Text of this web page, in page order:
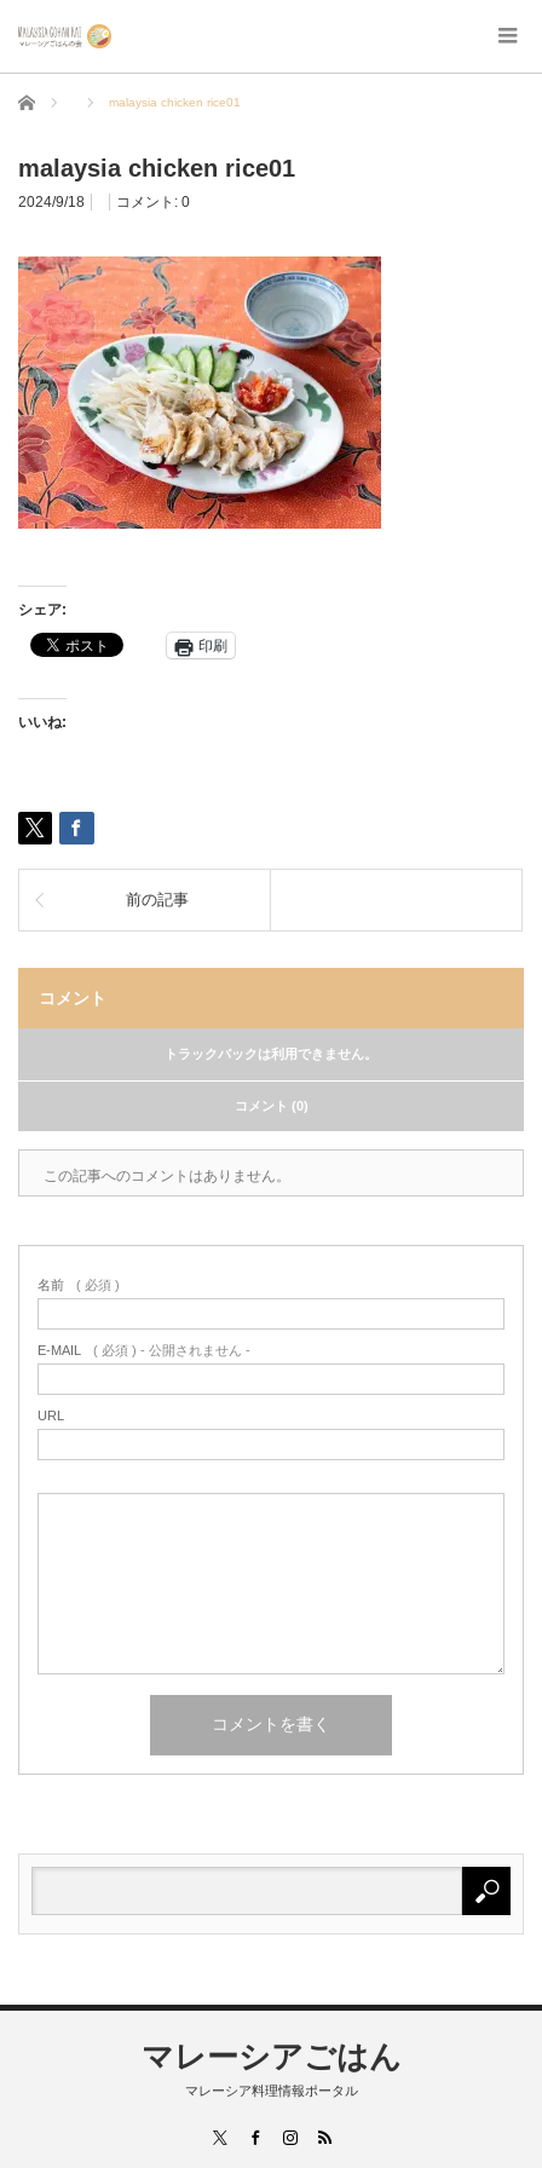
ホーム malaysia chicken rice01
malaysia chicken rice01
2024/9/18 コメント: 0
シェア:
印刷
いいね:
前の記事
コメント
トラックバックは利用できません。
コメント (0)
この記事へのコメントはありません。
名前 ( 必須 )
E-MAIL ( 必須 ) - 公開されません -
URL
マレーシアごはん
マレーシア料理情報ポータル
FacebookInstagram
RSS